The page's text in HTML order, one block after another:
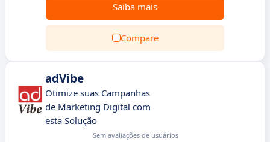
Saiba mais
Compare
adVibe
Otimize suas Campanhas
de Marketing Digital com
esta Solução
Sem avaliações de usuários